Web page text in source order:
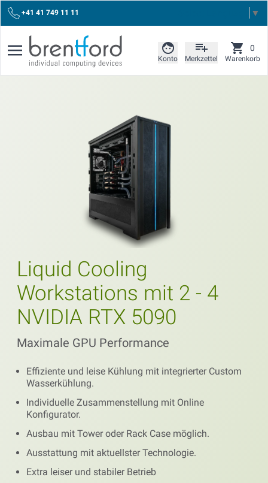
+41 41 749 11 11 ▼
Konto Merkzettel Warenkorb
0
Liquid Cooling
Workstations mit 2 - 4
NVIDIA RTX 5090
Maximale GPU Performance
Effiziente und leise Kühlung mit integrierter Custom
Wasserkühlung.
Individuelle Zusammenstellung mit Online
Konfigurator.
Ausbau mit Tower oder Rack Case möglich.
Ausstattung mit aktuellster Technologie.
Extra leiser und stabiler Betrieb